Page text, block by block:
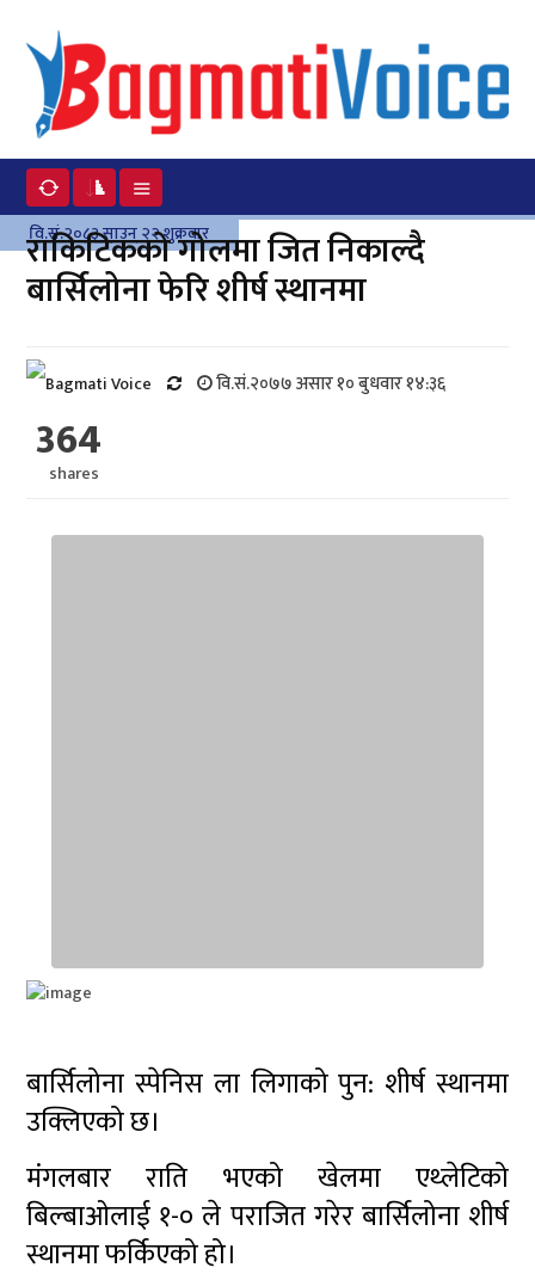
वि.सं.२०८३ साउन २२ शुक्रवार
राकिटिकको गोलमा जित निकाल्दै
बार्सिलोना फेरि शीर्ष स्थानमा
वि.सं.२०७७ असार १० बुधवार १४:३६
364
shares
बार्सिलोना स्पेनिस ला लिगाको पुन: शीर्ष स्थानमा
उक्लिएको छ।
मंगलबार राति भएको खेलमा एथ्लेटिको
बिल्बाओलाई १-० ले पराजित गरेर बार्सिलोना शीर्ष
स्थानमा फर्किएको हो।